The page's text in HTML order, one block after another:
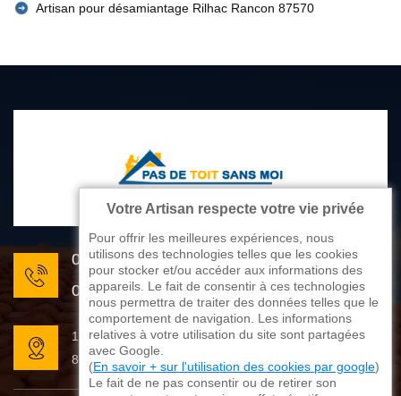
Artisan pour désamiantage Rilhac Rancon 87570
05 33 06 22 81
07 80 33 28 62
176 avenue de Limoges
87270 Couzeix
Votre Artisan respecte votre vie privée
Pour offrir les meilleures expériences, nous
utilisons des technologies telles que les cookies
pour stocker et/ou accéder aux informations des
appareils. Le fait de consentir à ces technologies
nous permettra de traiter des données telles que le
comportement de navigation. Les informations
relatives à votre utilisation du site sont partagées
avec Google.
(En savoir + sur l'utilisation des cookies par google)
Le fait de ne pas consentir ou de retirer son